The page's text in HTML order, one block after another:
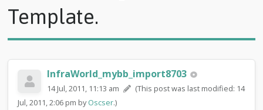
e
n
d
a
Template.
InfraWorld_mybb_import8703
14 Jul, 2011, 11:13 am
(This post was last modified: 14
Jul, 2011, 2:06 pm byOscser.)